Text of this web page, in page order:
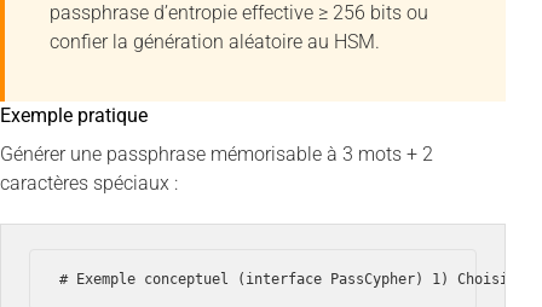
passphrase d’entropie effective ≥ 256 bits ou
confier la génération aléatoire au HSM.
Exemple pratique
Générer une passphrase mémorisable à 3 mots + 2
caractères spéciaux :
# Exemple conceptuel (interface PassCypher) 1)